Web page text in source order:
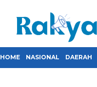
HOME NASIONAL DAERAH